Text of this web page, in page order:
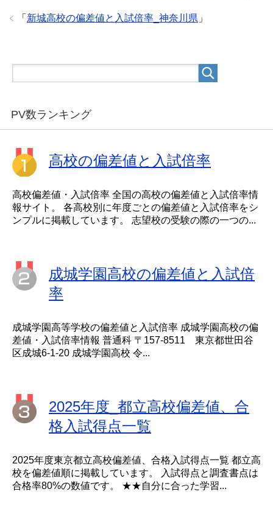
「 新城高校の偏差値と入試倍率_神奈川県 」
PV数ランキング
高校の偏差値と入試倍率
高校偏差値・入試倍率 全国の高校の偏差値と入試倍率情
報サイト。 各高校別に年度ごとの偏差値と入試倍率をシ
ンプルに掲載しています。 志望校の受験の際の一つの...
成城学園高校の偏差値と入試倍
率
成城学園高等学校の偏差値と入試倍率 成城学園高校の偏
差値・入試倍率情報 普通科 〒157-8511 東京都世田谷
区成城6-1-20 成城学園高校 令...
2025年度_都立高校偏差値、合
格入試得点一覧
2025年度東京都立高校偏差値、合格入試得点一覧 都立高
校を偏差値順に掲載しています。 入試得点と調査書点は
合格率80%の数値です。 ★★自分に合った学習...